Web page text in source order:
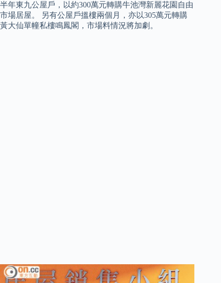
半年東九公屋戶，以約300萬元轉購牛池灣新麗花園自由
市場居屋。 另有公屋戶搵樓兩個月，亦以305萬元轉購
黃大仙單幢私樓鳴鳳閣，市場料情況將加劇。